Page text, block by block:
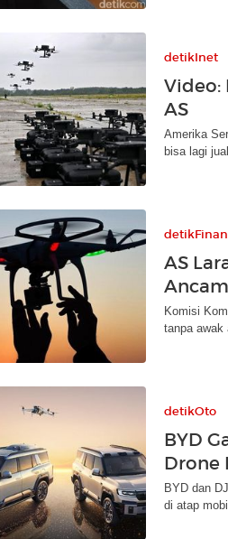
detikInet
Video:
AS
Amerika
bisa lagi
AS
Komisi
tanpa awak
detikOto
BYD
Drone
BYD dan
di atap